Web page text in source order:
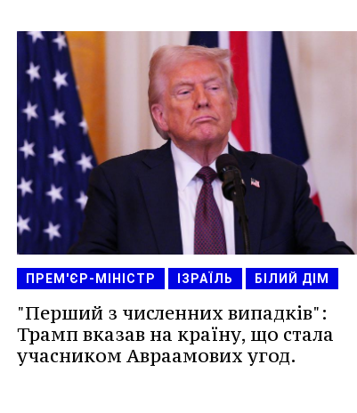
ПРЕМ'ЄР-МІНІСТР ІЗРАЇЛЬ БІЛИЙ ДІМ
"Перший з численних випадків":
Трамп вказав на країну, що стала
учасником Авраамових угод.